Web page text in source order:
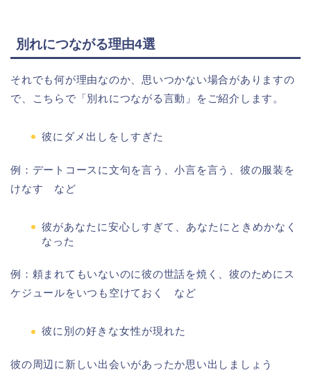
別れにつながる理由4選
それでも何が理由なのか、思いつかない場合がありますの
で、こちらで「別れにつながる言動」をご紹介します。
彼にダメ出しをしすぎた
例：デートコースに文句を言う、小言を言う、彼の服装を
けなす など
彼があなたに安心しすぎて、あなたにときめかなく
なった
例：頼まれてもいないのに彼の世話を焼く、彼のためにス
ケジュールをいつも空けておく など
彼に別の好きな女性が現れた
彼の周辺に新しい出会いがあったか思い出しましょう